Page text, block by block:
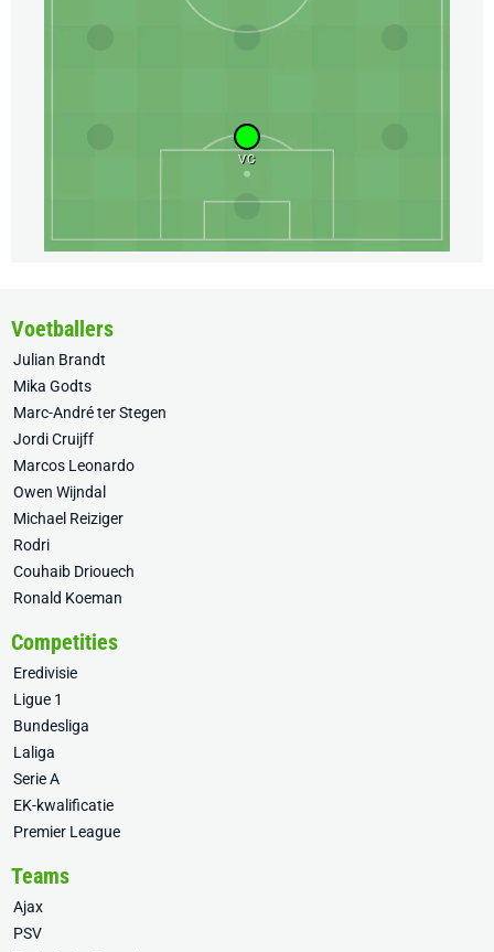
VC
Voetballers
Julian Brandt
Mika Godts
Marc-André ter Stegen
Jordi Cruijff
Marcos Leonardo
Owen Wijndal
Michael Reiziger
Rodri
Couhaib Driouech
Ronald Koeman
Competities
Eredivisie
Ligue 1
Bundesliga
Laliga
Serie A
EK-kwalificatie
Premier League
Teams
Ajax
PSV